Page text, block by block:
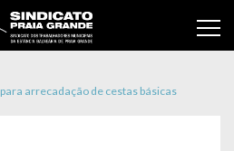
arrecadação de cestas básicas